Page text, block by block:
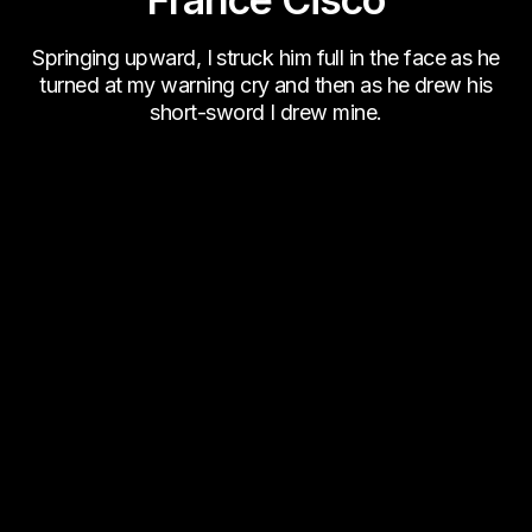
Springing upward, I struck him full in the face as he
turned at my warning cry and then as he drew his
short-sword I drew mine.